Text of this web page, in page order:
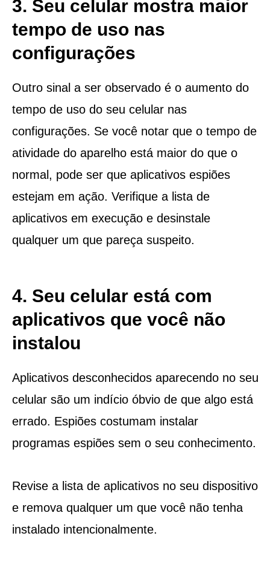
3. Seu celular mostra maior
tempo de uso nas
configurações
Outro sinal a ser observado é o aumento do
tempo de uso do seu celular nas
configurações. Se você notar que o tempo de
atividade do aparelho está maior do que o
normal, pode ser que aplicativos espiões
estejam em ação. Verifique a lista de
aplicativos em execução e desinstale
qualquer um que pareça suspeito.
4. Seu celular está com
aplicativos que você não
instalou
Aplicativos desconhecidos aparecendo no seu
celular são um indício óbvio de que algo está
errado. Espiões costumam instalar
programas espiões sem o seu conhecimento.
Revise a lista de aplicativos no seu dispositivo
e remova qualquer um que você não tenha
instalado intencionalmente.